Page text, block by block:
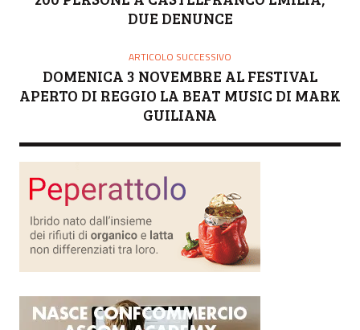
DUE DENUNCE
ARTICOLO SUCCESSIVO
DOMENICA 3 NOVEMBRE AL FESTIVAL
APERTO DI REGGIO LA BEAT MUSIC DI MARK
GUILIANA